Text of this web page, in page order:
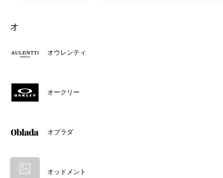
オ
オウレンティ
オークリー
オブラダ
オッドメント